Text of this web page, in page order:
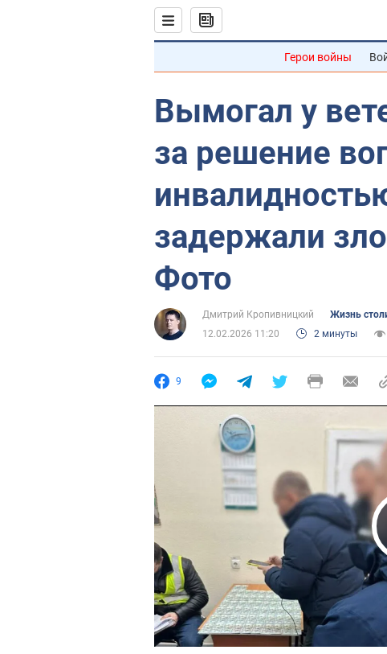
Герои войны
Вымогал у
за решение
задержали
Фото
Дмитрий Кропивницкий
Жизнь
12.02.2026 11:20
2 минуты
9